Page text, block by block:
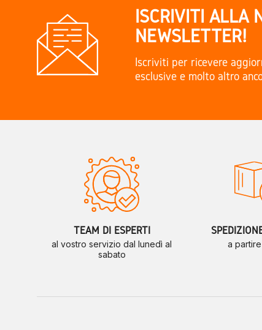
ISCRIVITI ALLA
NEWSLETTER!
Iscriviti per ricevere
esclusive e molto altro
TEAM DI ESPERTI
al vostro servizio dal lunedì al
sabato
a